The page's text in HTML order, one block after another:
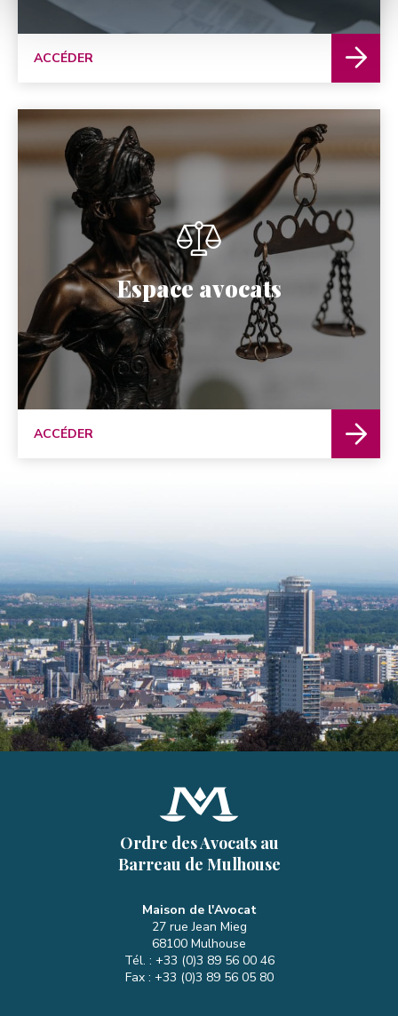
ACCÉDER
Espace avocats
ACCÉDER
Ordre des Avocats au
Barreau de Mulhouse
Maison de l'Avocat
27 rue Jean Mieg
68100 Mulhouse
Tél. : +33 (0)3 89 56 00 46
Fax : +33 (0)3 89 56 05 80